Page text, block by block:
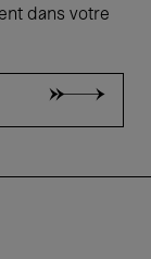
dans votre